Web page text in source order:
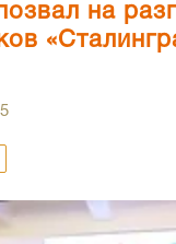
на